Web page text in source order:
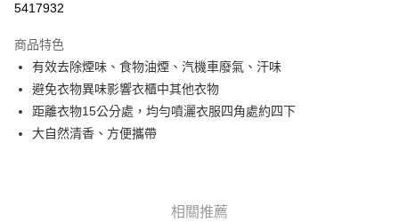
悠遊付
Google Pay
全盈+PAY
AFTEE先享後付是「在收到商品之後才付款」的支付方式。 讓您購物簡單
5417932
商品特色
有效去除煙味、食物油煙、汽機車廢氣、汗味
避免衣物異味影響衣櫃中其他衣物
距離衣物15公分處，均勻噴灑衣服四角處約四下
大自然清香、方便攜帶
相關推薦